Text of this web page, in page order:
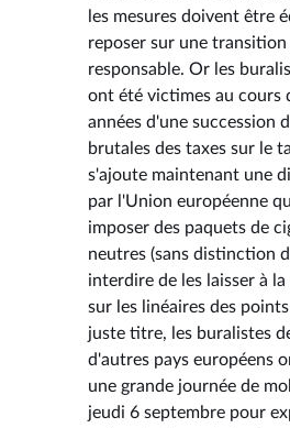
les mesures doivent être
reposer sur une
responsable. Or les
ont été victimes au cours
années d'une succession
brutales des taxes sur le
s'ajoute maintenant une
par l'Union européenne
imposer des paquets de
neutres (sans distinction
interdire de les laisser à
sur les linéaires des
juste titre, les buralistes
d'autres pays européens
une grande journée de
jeudi 6 septembre pour